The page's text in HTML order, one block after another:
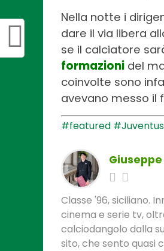
Nella notte i
dare il via libera
se il calciatore
formazioni del
coinvolte sono
avevano messo il
#featured #Juventus
Classe '96, siciliano.
cinema e serie tv,
calciodangolo dalla
sito, che sento quasi